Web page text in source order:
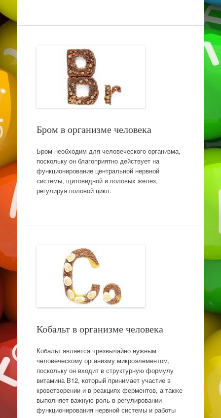
Бром в организме человека
Бром необходим для человеческого организма,
поскольку он благоприятно действует на
функционирование центральной нервной
системы, щитовидной и половых желез,
регулируя половой цикл.
Кобальт в организме человека
Кобальт является чрезвычайно нужным
человеческому организму микроэлементом,
поскольку он входит в структурную формулу
витамина B12, который принимает участие в
кроветворении и в реакциях ферментов, а также
выполняет важную роль в регулировании
функционирования нервной системы и работы